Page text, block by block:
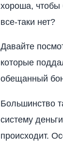
хороша, чтобы
все-таки нет?
Давайте
которые
обещанный
Большинство
систему
происходит.